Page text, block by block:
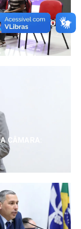
SERRANO,
CÂMARA: